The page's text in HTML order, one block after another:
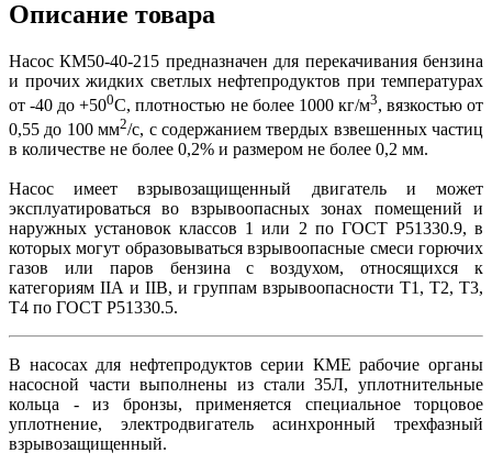
Описание товара
Насос КМ50-40-215 предназначен для перекачивания бензина
и прочих жидких светлых нефтепродуктов при температурах
от -40 до +500С, плотностью не более 1000 кг/м3, вязкостью от
0,55 до 100 мм2/с, с содержанием твердых взвешенных частиц
в количестве не более 0,2% и размером не более 0,2 мм.
Насос имеет взрывозащищенный двигатель и может
эксплуатироваться во взрывоопасных зонах помещений и
наружных установок классов 1 или 2 по ГОСТ Р51330.9, в
которых могут образовываться взрывоопасные смеси горючих
газов или паров бензина с воздухом, относящихся к
категориям IIА и IIВ, и группам взрывоопасности Т1, Т2, Т3,
Т4 по ГОСТ Р51330.5.
В насосах для нефтепродуктов серии КМЕ рабочие органы
насосной части выполнены из стали 35Л, уплотнительные
кольца - из бронзы, применяется специальное торцовое
уплотнение, электродвигатель асинхронный трехфазный
взрывозащищенный.